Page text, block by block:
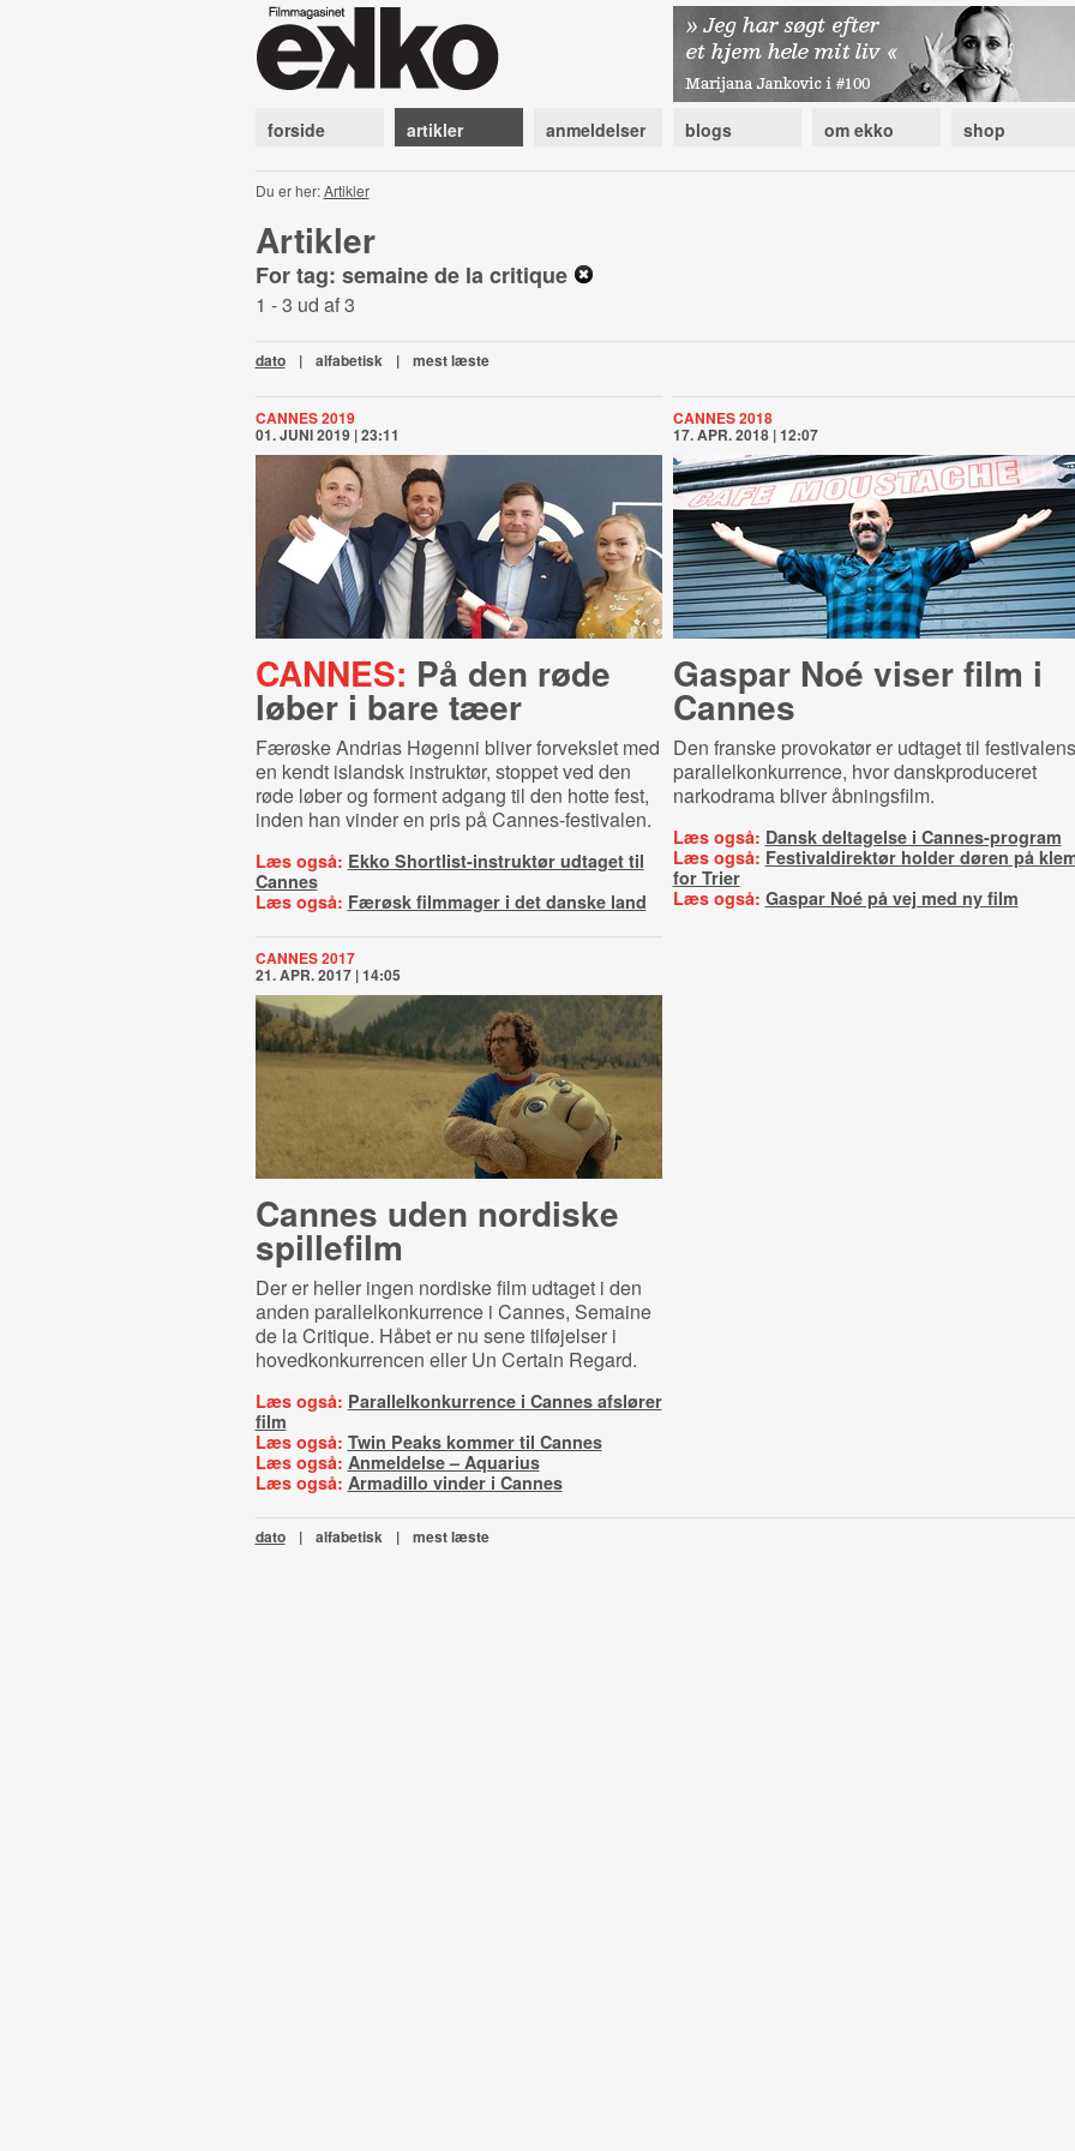
forside artikler anmeldelser blogs om ekko shop
Du er her:Artikler
Artikler
For tag: semaine de la critique
1 - 3 ud af 3
dato | alfabetisk | mest læste
CANNES 2019
01. JUNI 2019 | 23:11
CANNES: På den røde
løber i bare tæer
Færøske Andrias Høgenni bliver forvekslet med
en kendt islandsk instruktør, stoppet ved den
røde løber og forment adgang til den hotte fest,
inden han vinder en pris på Cannes-festivalen.
Læs også: Ekko Shortlist-instruktør udtaget til
Cannes
Læs også: Færøsk filmmager i det danske land
CANNES 2018
17. APR. 2018 | 12:07
Gaspar Noé viser film i
Cannes
Den franske provokatør er udtaget til festivalens
parallelkonkurrence, hvor danskproduceret
narkodrama bliver åbningsfilm.
Læs også: Dansk deltagelse i Cannes-program
Læs også: Festivaldirektør holder døren på
for Trier
Læs også: Gaspar Noé på vej med ny film
CANNES 2017
21. APR. 2017 | 14:05
Cannes uden nordiske
spillefilm
Der er heller ingen nordiske film udtaget i den
anden parallelkonkurrence i Cannes, Semaine
de la Critique. Håbet er nu sene tilføjelser i
hovedkonkurrencen eller Un Certain Regard.
Læs også: Parallelkonkurrence i Cannes afslører
film
Læs også: Twin Peaks kommer til Cannes
Læs også: Anmeldelse – Aquarius
Læs også: Armadillo vinder i Cannes
dato | alfabetisk | mest læste